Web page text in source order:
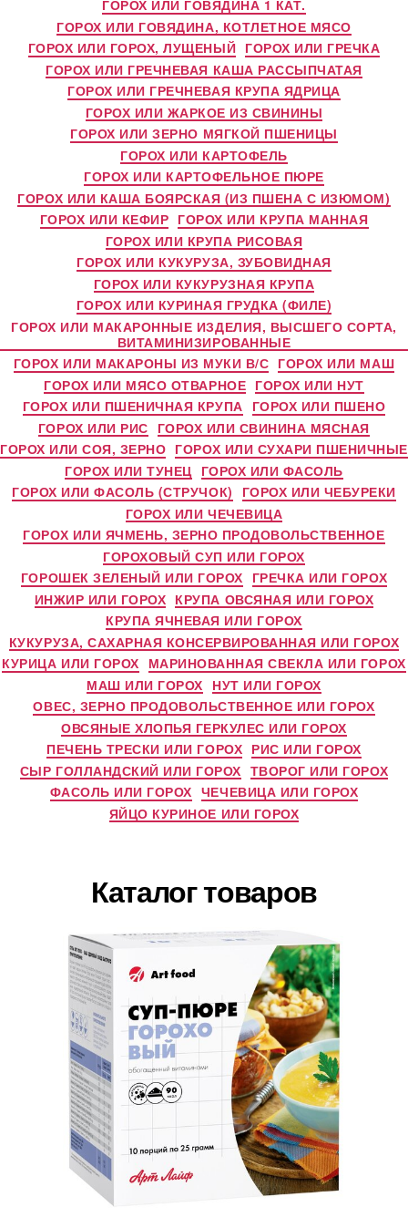
ГОРОХ ИЛИ ГОВЯДИНА 1 КАТ.
ГОРОХ ИЛИ ГОВЯДИНА, КОТЛЕТНОЕ МЯСО
ГОРОХ ИЛИ ГОРОХ, ЛУЩЕНЫЙ ГОРОХ ИЛИ ГРЕЧКА
ГОРОХ ИЛИ ГРЕЧНЕВАЯ КАША РАССЫПЧАТАЯ
ГОРОХ ИЛИ ГРЕЧНЕВАЯ КРУПА ЯДРИЦА
ГОРОХ ИЛИ ЖАРКОЕ ИЗ СВИНИНЫ
ГОРОХ ИЛИ ЗЕРНО МЯГКОЙ ПШЕНИЦЫ
ГОРОХ ИЛИ КАРТОФЕЛЬ
ГОРОХ ИЛИ КАРТОФЕЛЬНОЕ ПЮРЕ
ГОРОХ ИЛИ КАША БОЯРСКАЯ (ИЗ ПШЕНА С ИЗЮМОМ)
ГОРОХ ИЛИ КЕФИР ГОРОХ ИЛИ КРУПА МАННАЯ
ГОРОХ ИЛИ КРУПА РИСОВАЯ
ГОРОХ ИЛИ КУКУРУЗА, ЗУБОВИДНАЯ
ГОРОХ ИЛИ КУКУРУЗНАЯ КРУПА
ГОРОХ ИЛИ КУРИНАЯ ГРУДКА (ФИЛЕ)
ГОРОХ ИЛИ МАКАРОННЫЕ ИЗДЕЛИЯ, ВЫСШЕГО СОРТА,
ВИТАМИНИЗИРОВАННЫЕ
ГОРОХ ИЛИ МАКАРОНЫ ИЗ МУКИ В/С ГОРОХ ИЛИ МАШ
ГОРОХ ИЛИ МЯСО ОТВАРНОЕ ГОРОХ ИЛИ НУТ
ГОРОХ ИЛИ ПШЕНИЧНАЯ КРУПА ГОРОХ ИЛИ ПШЕНО
ГОРОХ ИЛИ РИС ГОРОХ ИЛИ СВИНИНА МЯСНАЯ
ГОРОХ ИЛИ СОЯ, ЗЕРНО ГОРОХ ИЛИ СУХАРИ ПШЕНИЧНЫЕ
ГОРОХ ИЛИ ТУНЕЦ ГОРОХ ИЛИ ФАСОЛЬ
ГОРОХ ИЛИ ФАСОЛЬ (СТРУЧОК)
ГОРОХ ИЛИ ЧЕБУРЕКИ
ГОРОХ ИЛИ ЧЕЧЕВИЦА
ГОРОХ ИЛИ ЯЧМЕНЬ, ЗЕРНО ПРОДОВОЛЬСТВЕННОЕ
ГОРОХОВЫЙ СУП ИЛИ ГОРОХ
ГОРОШЕК ЗЕЛЕНЫЙ ИЛИ ГОРОХ ГРЕЧКА ИЛИ ГОРОХ
ИНЖИР ИЛИ ГОРОХ КРУПА ОВСЯНАЯ ИЛИ ГОРОХ
КРУПА ЯЧНЕВАЯ ИЛИ ГОРОХ
КУКУРУЗА, САХАРНАЯ КОНСЕРВИРОВАННАЯ ИЛИ ГОРОХ
КУРИЦА ИЛИ ГОРОХ МАРИНОВАННАЯ СВЕКЛА ИЛИ ГОРОХ
МАШ ИЛИ ГОРОХ НУТ ИЛИ ГОРОХ
ОВЕС, ЗЕРНО ПРОДОВОЛЬСТВЕННОЕ ИЛИ ГОРОХ
ОВСЯНЫЕ ХЛОПЬЯ ГЕРКУЛЕС ИЛИ ГОРОХ
ПЕЧЕНЬ ТРЕСКИ ИЛИ ГОРОХ РИС ИЛИ ГОРОХ
СЫР ГОЛЛАНДСКИЙ ИЛИ ГОРОХ ТВОРОГ ИЛИ ГОРОХ
ФАСОЛЬ ИЛИ ГОРОХ ЧЕЧЕВИЦА ИЛИ ГОРОХ
ЯЙЦО КУРИНОЕ ИЛИ ГОРОХ
Каталог товаров